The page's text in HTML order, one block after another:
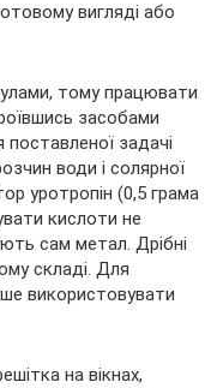
вигляді або
тому працювати
засобами
задачі
води і солярної
уротропін (0,5 грама
кислоти не
сам метал. Дрібні
складі. Для
використовувати
на вікнах,